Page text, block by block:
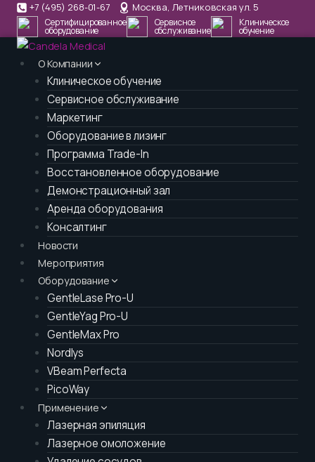
Перейти
содержимому
+7 (495) 268-01-67 Москва, Летниковская ул. 5
Сертифицированное
оборудование
Сервисное
обслуживание
Клиническое
обучение
О Компании
Клиническое обучение
Сервисное обслуживание
Маркетинг
Оборудование в лизинг
Программа Trade-In
Восстановленное оборудование
Демонстрационный зал
Аренда оборудования
Консалтинг
Новости
Мероприятия
Оборудование
GentleLase Pro-U
GentleYag Pro-U
GentleMax Pro
Nordlys
VBeam Perfecta
PicoWay
Применение
Лазерная эпиляция
Лазерное омоложение